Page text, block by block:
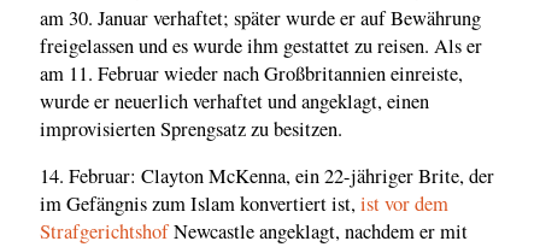
am 30. Januar verhaftet; später wurde er auf Bewährung
freigelassen und es wurde ihm gestattet zu reisen. Als er
am 11. Februar wieder nach Großbritannien einreiste,
wurde er neuerlich verhaftet und angeklagt, einen
improvisierten Sprengsatz zu besitzen.
14. Februar: Clayton McKenna, ein 22-jähriger Brite, der
im Gefängnis zum Islam konvertiert ist,ist vor dem
StrafgerichtshofNewcastle angeklagt, nachdem er mit